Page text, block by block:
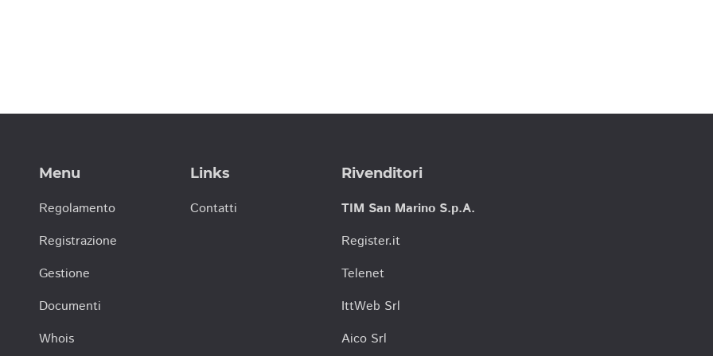
Menu
Regolamento
Registrazione
Gestione
Documenti
Whois
Links
Contatti
Rivenditori
TIM San Marino S.p.A.
Register.it
Telenet
IttWeb Srl
Aico Srl